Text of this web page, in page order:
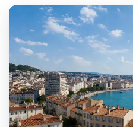
Trajet Longue Distance